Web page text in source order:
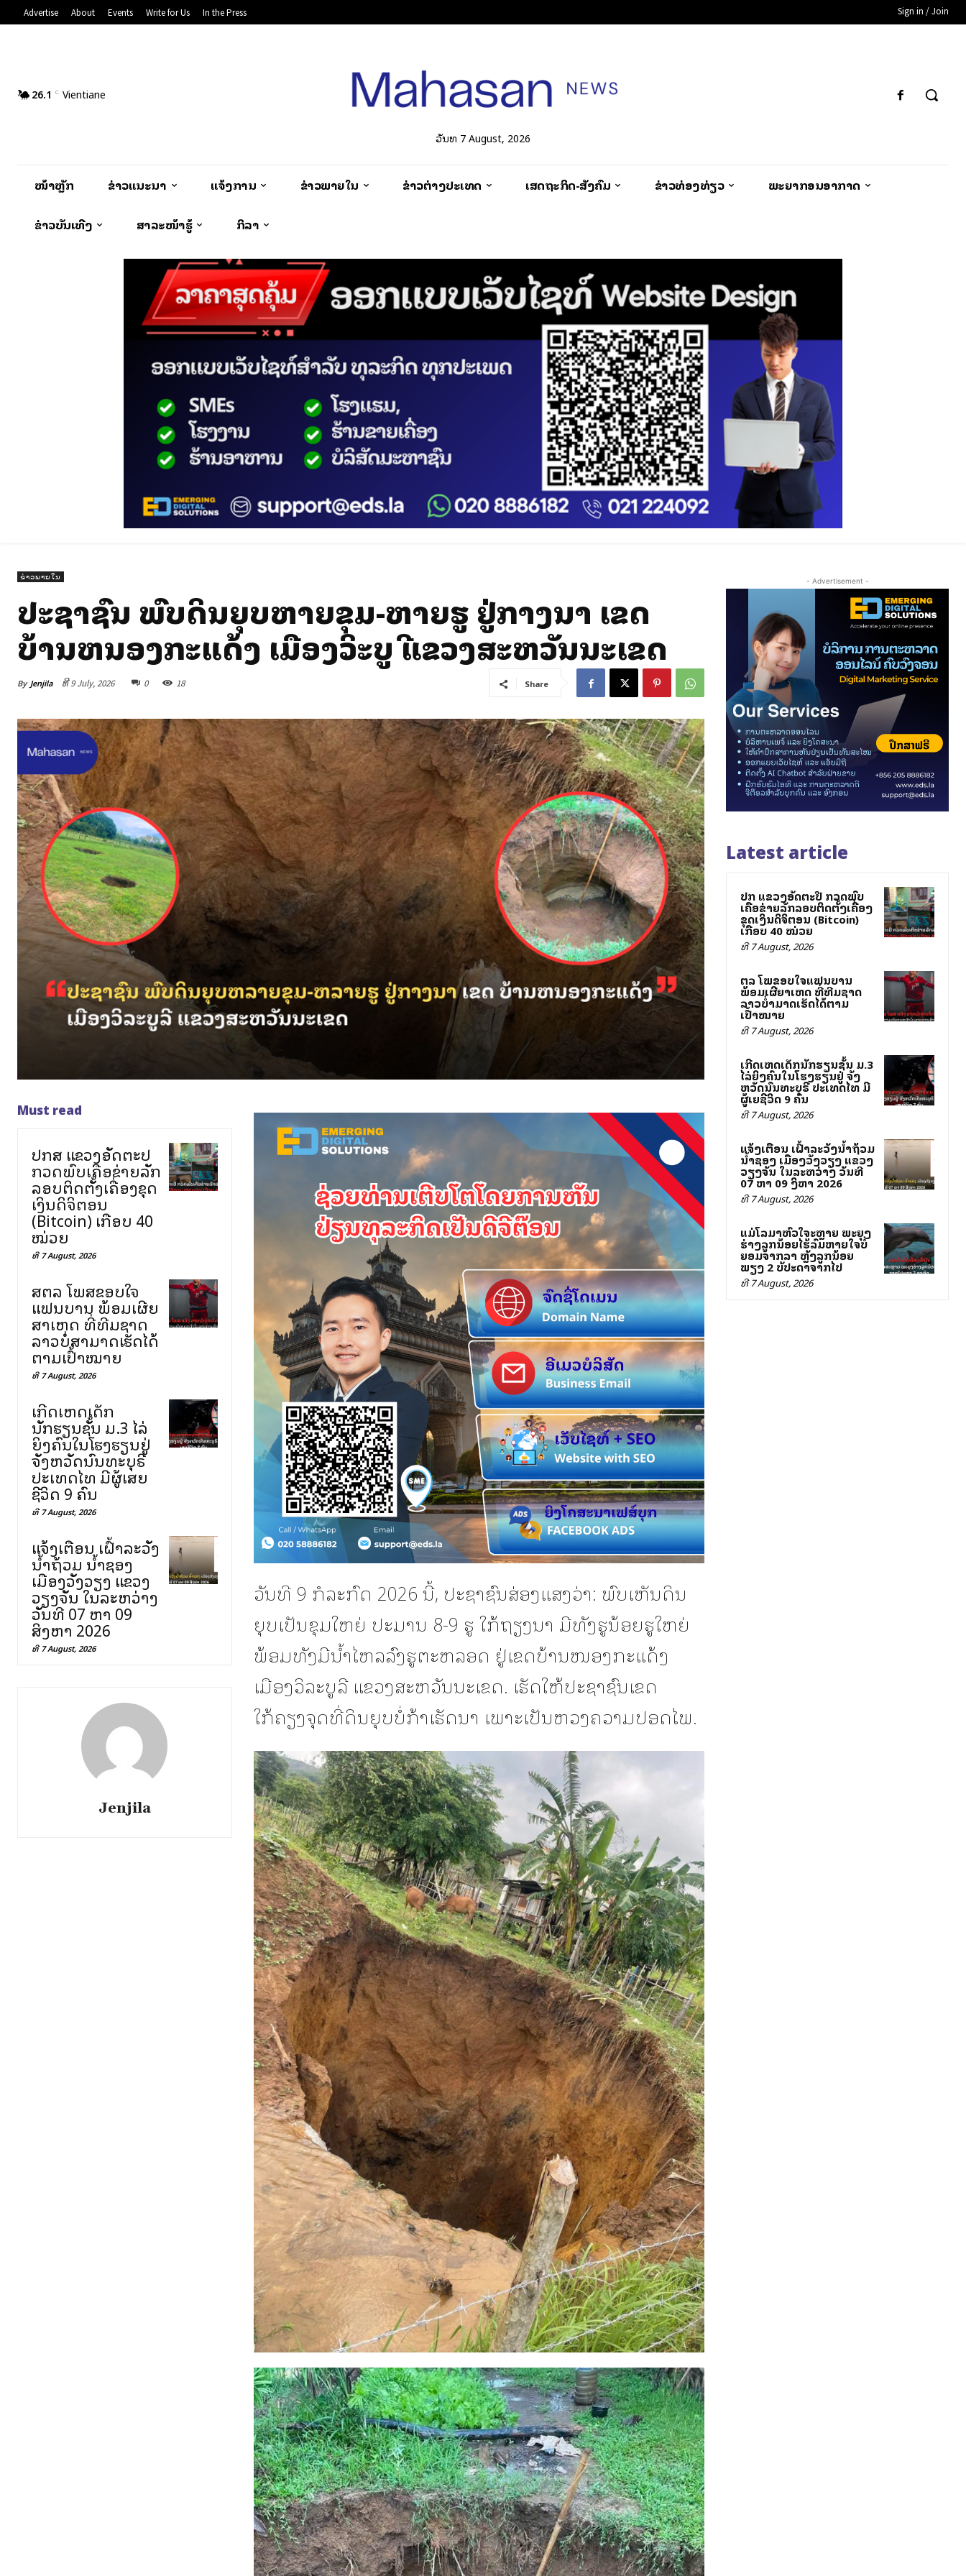
Advertise About Events Write for Us In the Press Sign in / Join
26.1 C Vientiane
ວັນທີ 7 August, 2026
ໜ້າຫຼັກ ຂ່າວແນະນຳ ແຈ້ງການ ຂ່າວພາຍໃນ ຂ່າວຕ່າງປະເທດ ເສດຖະກິດ-ສັງຄົມ ຂ່າວທ່ອງທ່ຽວ ພະຍາກອນອາກາດ
ຂ່າວບັນເທີງ ສາລະໜ້າຮູ້ ກິລາ
ຂ່າວພາຍໃນ
ປະຊາຊົນ ພົບດິນຍຸບຫລາຍຂຸມ-ຫລາຍຮູ ຢູ່ກາງນາ ເຂດ
ບ້ານຫນອງກະແດ້ງ ເມືອງວິລະບູລີ ແຂວງສະຫວັນນະເຂດ
By Jenjila ທີ 9 July, 2026 0 18 Share
Must read
ປກສ ແຂວງອັດຕະປື
ກວດພົບເຄືອຂ່າຍລັກ
ລອບຕິດຕັ້ງເຄື່ອງຂຸດ
ເງິນດິຈິຕອນ
(Bitcoin) ເກືອບ 40
ໝ່ວຍ
ທີ 7 August, 2026
ສຕລ ໂພສຂອບໃຈ
ແຟນບານ ພ້ອມເຜີຍ
ສາເຫດ ທີ່ທີມຊາດ
ລາວບໍ່ສາມາດເຮັດໄດ້
ຕາມເປົ້າໝາຍ
ທີ 7 August, 2026
ເກີດເຫດເດັກ
ນັກຮຽນຊັ້ນ ມ.3 ໄລ່
ຍິງຄົນໃນໂຮງຮຽນຢູ່
ຈັງຫວັດນົນທະບຸຣີ
ປະເທດໄທ ມີຜູ້ເສຍ
ຊີວິດ 9 ຄົນ
ທີ 7 August, 2026
ແຈ້ງເຕືອນ ເຝົ້າລະວັງ
ນ້ຳຖ້ວມ ນ້ຳຊອງ
ເມືອງວັງວຽງ ແຂວງ
ວຽງຈັນ ໃນລະຫວ່າງ
ວັນທີ 07 ຫາ 09
ສິງຫາ 2026
ທີ 7 August, 2026
Jenjila
ວັນທີ 9 ກໍລະກົດ 2026 ນີ້, ປະຊາຊົນສ່ອງແສງວ່າ: ພົບເຫັນດິນ
ຍຸບເປັນຂຸມໃຫຍ່ ປະມານ 8-9 ຮູ ໃກ້ຖຽງນາ ມີທັງຮູນ້ອຍຮູໃຫຍ່
ພ້ອມທັງມີນໍ້າໄຫລລົງຮູຕະຫລອດ ຢູ່ເຂດບ້ານໜອງກະແດ້ງ
ເມືອງວິລະບູລີ ແຂວງສະຫວັນນະເຂດ. ເຮັດໃຫ້ປະຊາຊົນເຂດ
ໃກ້ຄຽງຈຸດທີ່ດິນຍຸບບໍ່ກ້າເຮັດນາ ເພາະເປັນຫວງຄວາມປອດໄພ.
- Advertisement -
Latest article
ປກສ ແຂວງອັດຕະປື ກວດພົບ
ເຄືອຂ່າຍລັກລອບຕິດຕັ້ງເຄື່ອງ
ຂຸດເງິນດິຈິຕອນ (Bitcoin)
ເກືອບ 40 ໝ່ວຍ
ທີ 7 August, 2026
ສຕລ ໂພສຂອບໃຈແຟນບານ
ພ້ອມເຜີຍສາເຫດ ທີ່ທີມຊາດ
ລາວບໍ່ສາມາດເຮັດໄດ້ຕາມ
ເປົ້າໝາຍ
ທີ 7 August, 2026
ເກີດເຫດເດັກນັກຮຽນຊັ້ນ ມ.3
ໄລ່ຍິງຄົນໃນໂຮງຮຽນຢູ່ ຈັງ
ຫວັດນົນທະບຸຣີ ປະເທດໄທ ມີ
ຜູ້ເສຍຊີວິດ 9 ຄົນ
ທີ 7 August, 2026
ແຈ້ງເຕືອນ ເຝົ້າລະວັງນ້ຳຖ້ວມ
ນ້ຳຊອງ ເມືອງວັງວຽງ ແຂວງ
ວຽງຈັນ ໃນລະຫວ່າງ ວັນທີ
07 ຫາ 09 ສິງຫາ 2026
ທີ 7 August, 2026
ແມ່ໂລມາຫົວໃຈສະຫຼາຍ ພະຍຸງ
ຮ່າງລູກນ້ອຍໄຮ້ລົມຫາຍໃຈບໍ່
ຍອມຈາກລາ ຫຼັງລູກນ້ອຍ
ພຽງ 2 ສັບປະດາຈາກໄປ
ທີ 7 August, 2026